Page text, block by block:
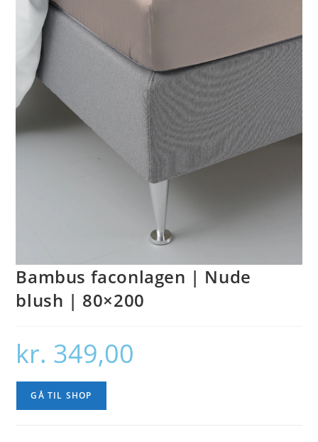
Bambus faconlagen | Nude
blush | 80×200
kr. 349,00
GÅ TIL SHOP